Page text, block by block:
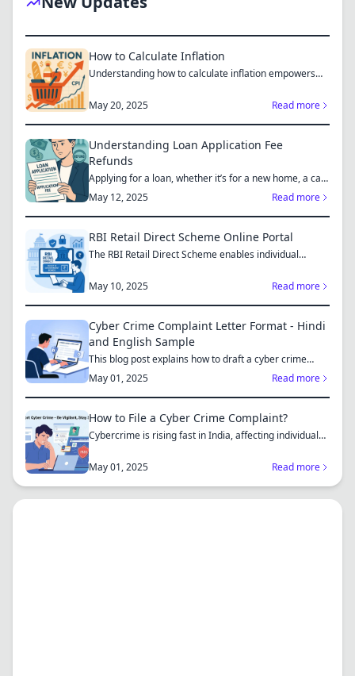
How to Calculate Inflation
Understanding how to calculate inflation empowers
May 20, 2025
Read more
Understanding Loan Application Fee
Refunds
Applying for a loan, whether it’s for a new home, a car,
or...
May 12, 2025 Read more
RBI Retail Direct Scheme Online Portal
The RBI Retail Direct Scheme enables individual
May 10, 2025
Read more
Cyber Crime Complaint Letter Format - Hindi
and English Sample
This blog post explains how to draft a cyber crime
complaint...
May 01, 2025 Read more
How to File a Cyber Crime Complaint?
Cybercrime is rising fast in India, affecting individuals
May 01, 2025
Read more